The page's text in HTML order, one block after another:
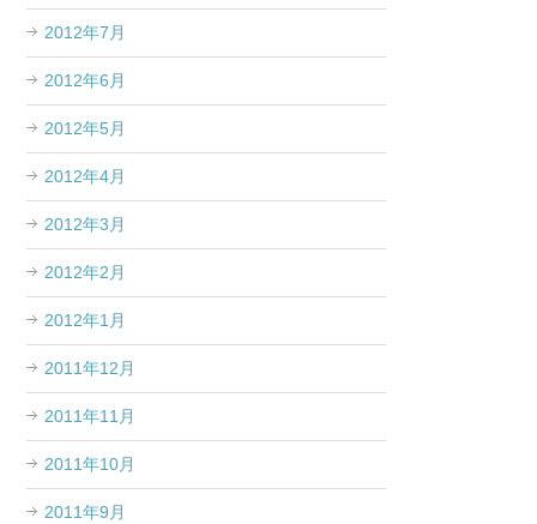
2012年7月
2012年6月
2012年5月
2012年4月
2012年3月
2012年2月
2012年1月
2011年12月
2011年11月
2011年10月
2011年9月